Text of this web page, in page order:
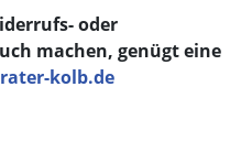
oder
machen, genügt eine
kolb.de